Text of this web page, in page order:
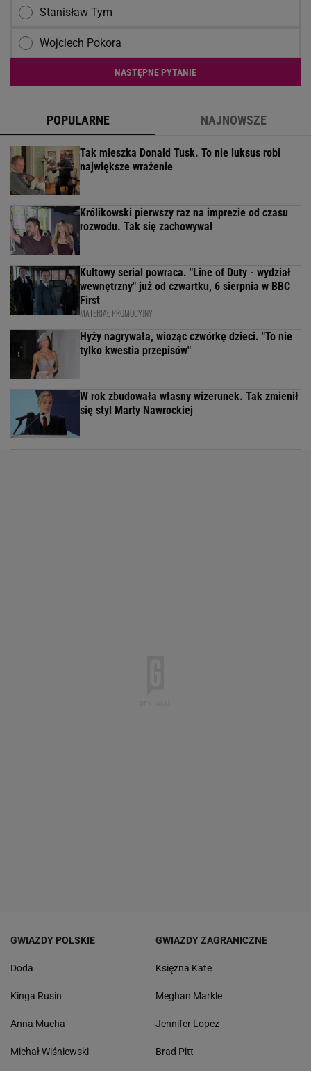
Stanisław Tym
Wojciech Pokora
NASTĘPNE PYTANIE
POPULARNE NAJNOWSZE
Tak mieszka Donald Tusk. To nie luksus robi
największe wrażenie
Królikowski pierwszy raz na imprezie od czasu
rozwodu. Tak się zachowywał
Kultowy serial powraca. "Line of Duty - wydział
wewnętrzny" już od czwartku, 6 sierpnia w BBC
First
MATERIAŁ PROMOCYJNY
Hyży nagrywała, wioząc czwórkę dzieci. "To nie
tylko kwestia przepisów"
W rok zbudowała własny wizerunek. Tak zmienił
się styl Marty Nawrockiej
GWIAZDY POLSKIE
Doda
Kinga Rusin
Anna Mucha
Michał Wiśniewski
GWIAZDY ZAGRANICZNE
Księżna Kate
Meghan Markle
Jennifer Lopez
Brad Pitt